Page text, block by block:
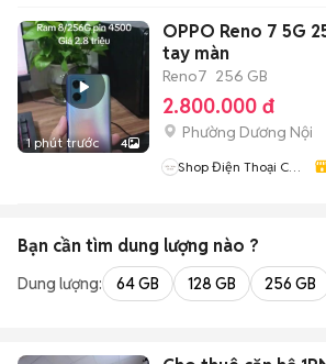
1 phút trước 4
OPPO Reno 7 5G
tay màn
Reno7 256 GB
2.800.000 đ
Phường Dương Nội
Shop Điện Thoại Cũ
Bạn cần tìm dung lượng nào ?
Dung lượng: 64 GB 128 GB 256 GB